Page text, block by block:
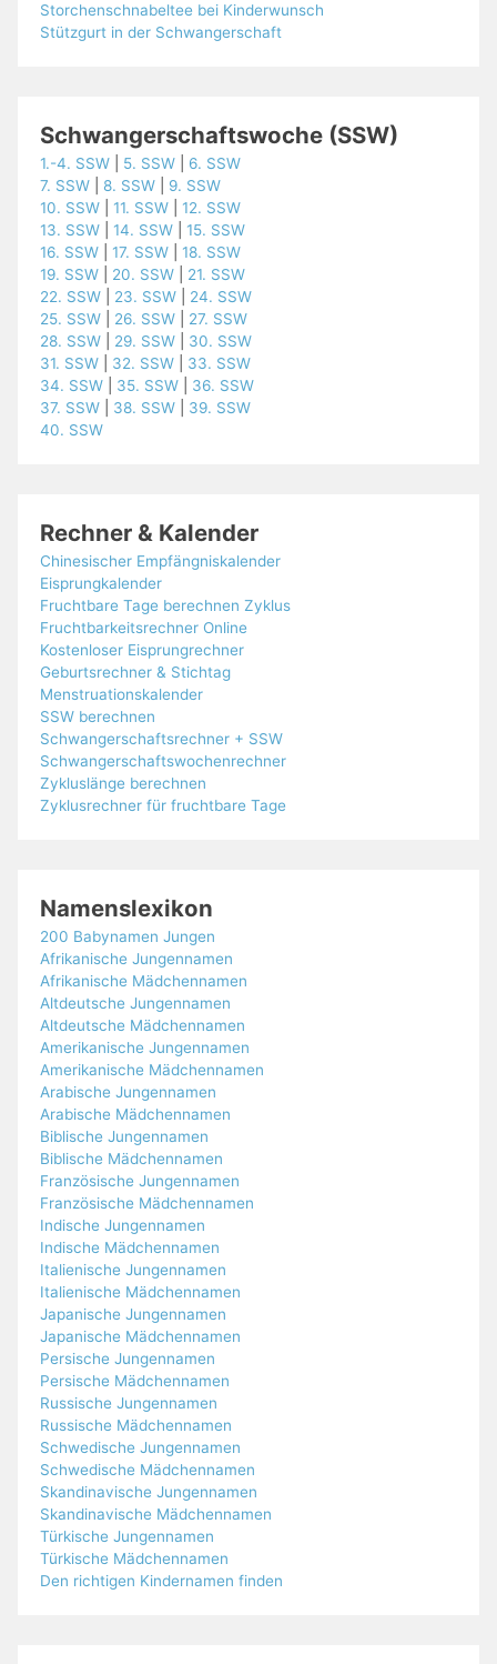
Storchenschnabeltee bei Kinderwunsch
Stützgurt in der Schwangerschaft
Schwangerschaftswoche (SSW)
1.-4. SSW 5. SSW
6. SSW
7. SSW
8. SSW
9. SSW
10. SSW |11. SSW |12. SSW
13. SSW |14. SSW |15. SSW
16. SSW |17. SSW |18. SSW
19. SSW
20. SSW
21. SSW
22. SSW
23. SSW
24. SSW
25. SSW
26. SSW
27. SSW
28. SSW
29. SSW
30. SSW
31. SSW
32. SSW
33. SSW
34. SSW
35. SSW
36. SSW
37. SSW
38. SSW
39. SSW
40. SSW
Rechner & Kalender
Chinesischer Empfängniskalender
Eisprungkalender
Fruchtbare Tage berechnen Zyklus
Fruchtbarkeitsrechner Online
Kostenloser Eisprungrechner
Geburtsrechner & Stichtag
Menstruationskalender
SSW berechnen
Schwangerschaftsrechner + SSW
Schwangerschaftswochenrechner
Zykluslänge berechnen
Zyklusrechner für fruchtbare Tage
Namenslexikon
200 Babynamen Jungen
Afrikanische Jungennamen
Afrikanische Mädchennamen
Altdeutsche Jungennamen
Altdeutsche Mädchennamen
Amerikanische Jungennamen
Amerikanische Mädchennamen
Arabische Jungennamen
Arabische Mädchennamen
Biblische Jungennamen
Biblische Mädchennamen
Französische Jungennamen
Französische Mädchennamen
Indische Jungennamen
Indische Mädchennamen
Italienische Jungennamen
Italienische Mädchennamen
Japanische Jungennamen
Japanische Mädchennamen
Persische Jungennamen
Persische Mädchennamen
Russische Jungennamen
Russische Mädchennamen
Schwedische Jungennamen
Schwedische Mädchennamen
Skandinavische Jungennamen
Skandinavische Mädchennamen
Türkische Jungennamen
Türkische Mädchennamen
Den richtigen Kindernamen finden